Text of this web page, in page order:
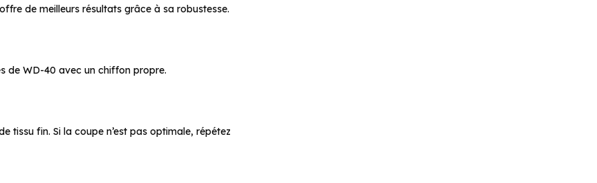
de meilleurs résultats grâce à sa robustesse.
de WD-40 avec un chiffon propre.
tissu fin. Si la coupe n’est pas optimale, répétez